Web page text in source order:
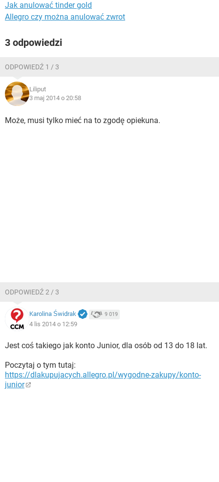
Jak anulować tinder gold
Allegro czy można anulować zwrot
3 odpowiedzi
ODPOWIEDŹ 1 / 3
Liliput
3 maj 2014 o 20:58
Może, musi tylko mieć na to zgodę opiekuna.
ODPOWIEDŹ 2 / 3
Karolina Świdrak 9 019
4 lis 2014 o 12:59
Jest coś takiego jak konto Junior, dla osób od 13 do 18 lat.
Poczytaj o tym tutaj:
https://dlakupujacych.allegro.pl/wygodne-zakupy/konto-
junior